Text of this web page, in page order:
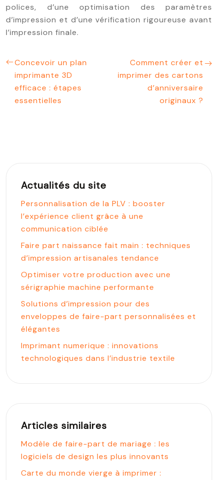
polices, d’une optimisation des paramètres
d’impression et d’une vérification rigoureuse avant
l’impression finale.
Concevoir un plan
imprimante 3D
efficace : étapes
essentielles
Comment créer et
imprimer des cartons
d’anniversaire
originaux ?
Actualités du site
Personnalisation de la PLV : booster
l’expérience client grâce à une
communication ciblée
Faire part naissance fait main : techniques
d’impression artisanales tendance
Optimiser votre production avec une
sérigraphie machine performante
Solutions d’impression pour des
enveloppes de faire-part personnalisées et
élégantes
Imprimant numerique : innovations
technologiques dans l’industrie textile
Articles similaires
Modèle de faire-part de mariage : les
logiciels de design les plus innovants
Carte du monde vierge à imprimer :